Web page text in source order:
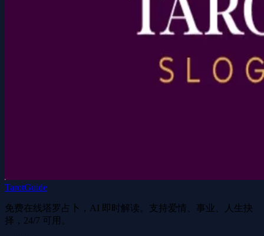
TarotGuide
免费在线塔罗占卜，AI 即时解读。支持爱情、事业、人生抉
择，24/7 可用。